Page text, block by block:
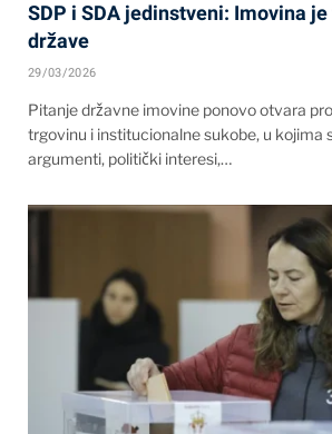
SDP i SDA jedinstveni: Imovina
države
29/03/2026
Pitanje državne imovine ponovo otvara
trgovinu i institucionalne sukobe, u kojima
argumenti, politički interesi,…